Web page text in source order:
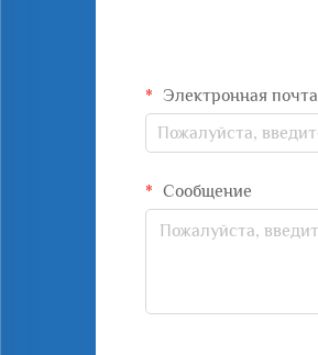
Электронная почта
Сообщение